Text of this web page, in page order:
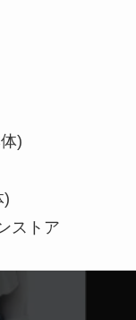
)
)
ストア